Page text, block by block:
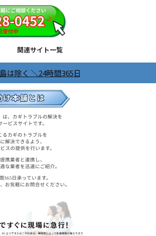
関連サイト一覧
日受付中／